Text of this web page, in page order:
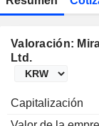
Valoración:
Ltd.
Capitalización